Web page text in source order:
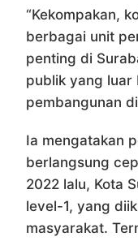
“Kekompakan,
berbagai unit
penting di
publik yang luar
pembangunan
Ia mengatakan
berlangsung
2022 lalu, Kota
level-1, yang
masyarakat.